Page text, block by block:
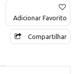
Adicionar Favorito
Compartilhar